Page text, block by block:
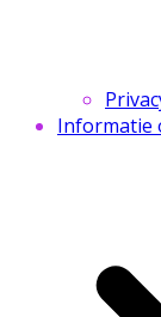
Informatie